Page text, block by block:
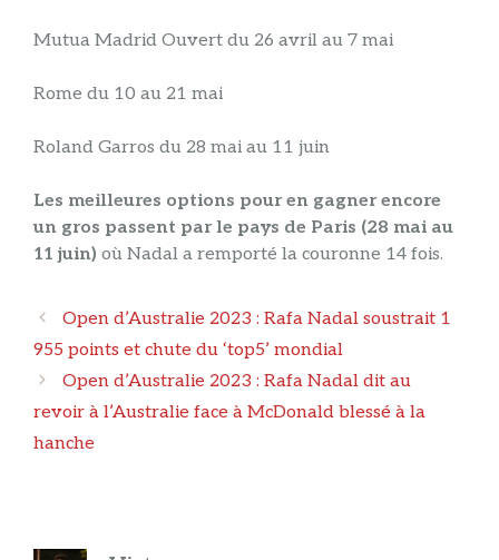
Mutua Madrid Ouvert du 26 avril au 7 mai
Rome du 10 au 21 mai
Roland Garros du 28 mai au 11 juin
Les meilleures options pour en gagner encore
un gros passent par le pays de Paris (28 mai au
11 juin) où Nadal a remporté la couronne 14 fois.
Navigation
des
articles
Open d’Australie 2023 : Rafa Nadal soustrait 1
955 points et chute du ‘top5’ mondial
Open d’Australie 2023 : Rafa Nadal dit au
revoir à l’Australie face à McDonald blessé à la
hanche